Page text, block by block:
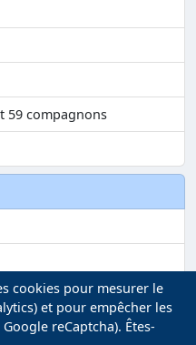
59 compagnons
cookies pour mesurer le
et pour empêcher les
reCaptcha). Êtes-